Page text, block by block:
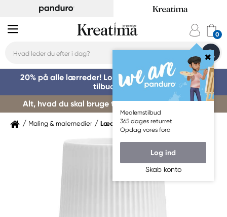
Medlemstilbud
365 dages returret
Opdag vores fora
Log ind
Skab konto
20% på alle lærreder! Log på for at benytte dig af
tilbuddet »
Alt, hvad du skal bruge til kursusstart – køb her »
Maling & malemedier Lædermaling